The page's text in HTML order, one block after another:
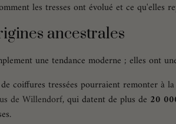
les tresses ont évolué et ce qu'elles
ancestrales
une tendance moderne ; elles ont
coiffures tressées pourraient remonter à
de Willendorf, qui datent de plus de 20